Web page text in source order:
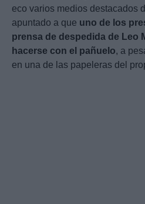
eco varios medios destacados
apuntado a que uno de los
prensa de despedida de Leo
hacerse con el pañuelo, a
en una de las papeleras del